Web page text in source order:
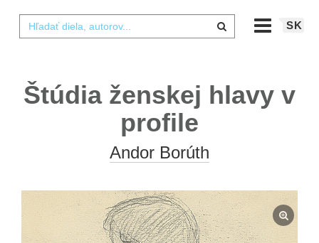
SK
Štúdia ženskej hlavy v
profile
Andor Borúth